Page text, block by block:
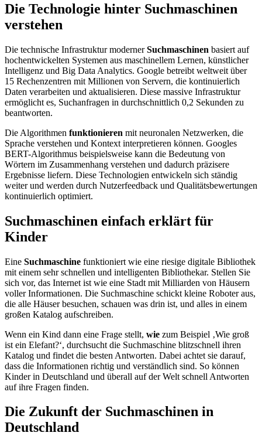
Die Technologie hinter Suchmaschinen
verstehen
Die technische Infrastruktur modernerSuchmaschinen basiert auf
hochentwickelten Systemen aus maschinellem Lernen, künstlicher
Intelligenz und Big Data Analytics. Google betreibt weltweit über
15 Rechenzentren mit Millionen von Servern, die kontinuierlich
Daten verarbeiten und aktualisieren. Diese massive Infrastruktur
ermöglicht es, Suchanfragen in durchschnittlich 0,2 Sekunden zu
beantworten.
Die Algorithmen funktionieren mit neuronalen Netzwerken, die
Sprache verstehen und Kontext interpretieren können. Googles
BERT-Algorithmus beispielsweise kann die Bedeutung von
Wörtern im Zusammenhang verstehen und dadurch präzisere
Ergebnisse liefern. Diese Technologien entwickeln sich ständig
weiter und werden durch Nutzerfeedback und Qualitätsbewertungen
kontinuierlich optimiert.
Suchmaschinen einfach erklärt für
Kinder
Eine Suchmaschine funktioniert wie eine riesige digitale Bibliothek
mit einem sehr schnellen und intelligenten Bibliothekar. Stellen Sie
sich vor, das Internet ist wie eine Stadt mit Milliarden von Häusern
voller Informationen. Die Suchmaschine schickt kleine Roboter aus,
die alle Häuser besuchen, schauen was drin ist, und alles in einem
großen Katalog aufschreiben.
Wenn ein Kind dann eine Frage stellt, wie zum Beispiel ‚Wie groß
ist ein Elefant?‘, durchsucht die Suchmaschine blitzschnell ihren
Katalog und findet die besten Antworten. Dabei achtet sie darauf,
dass die Informationen richtig und verständlich sind. So können
Kinder in Deutschland und überall auf der Welt schnell Antworten
auf ihre Fragen finden.
Die Zukunft der Suchmaschinen in
Deutschland